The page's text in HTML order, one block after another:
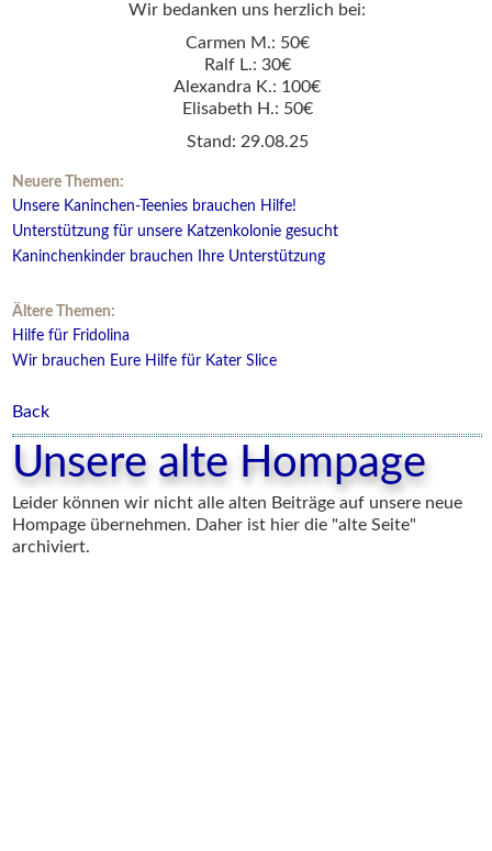
Wir bedanken uns herzlich bei:
Carmen M.: 50€
Ralf L.: 30€
Alexandra K.: 100€
Elisabeth H.: 50€
Stand: 29.08.25
Neuere Themen:
Unsere Kaninchen-Teenies brauchen Hilfe!
Unterstützung für unsere Katzenkolonie gesucht
Kaninchenkinder brauchen Ihre Unterstützung
Ältere Themen:
Hilfe für Fridolina
Wir brauchen Eure Hilfe für Kater Slice
Back
Unsere alte Hompage
Leider können wir nicht alle alten Beiträge auf unsere neue
Hompage übernehmen. Daher ist hier die "alte Seite"
archiviert.